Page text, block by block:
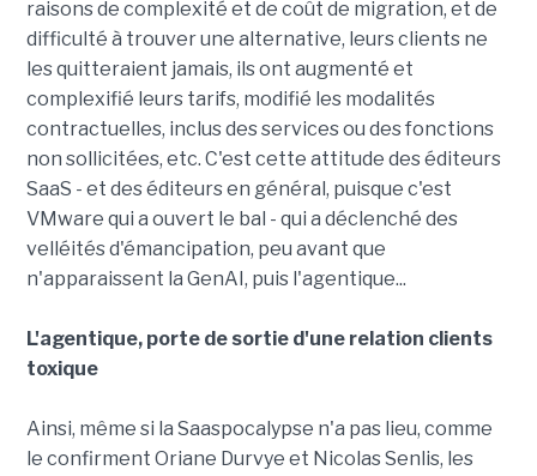
raisons de complexité et de coût de migration, et de
difficulté à trouver une alternative, leurs clients ne
les quitteraient jamais, ils ont augmenté et
complexifié leurs tarifs, modifié les modalités
contractuelles, inclus des services ou des fonctions
non sollicitées, etc. C'est cette attitude des éditeurs
SaaS - et des éditeurs en général, puisque c'est
VMware qui a ouvert le bal - qui a déclenché des
velléités d'émancipation, peu avant que
n'apparaissent la GenAI, puis l'agentique...
L'agentique, porte de sortie d'une relation clients
toxique
Ainsi, même si la Saaspocalypse n'a pas lieu, comme
le confirment Oriane Durvye et Nicolas Senlis, les